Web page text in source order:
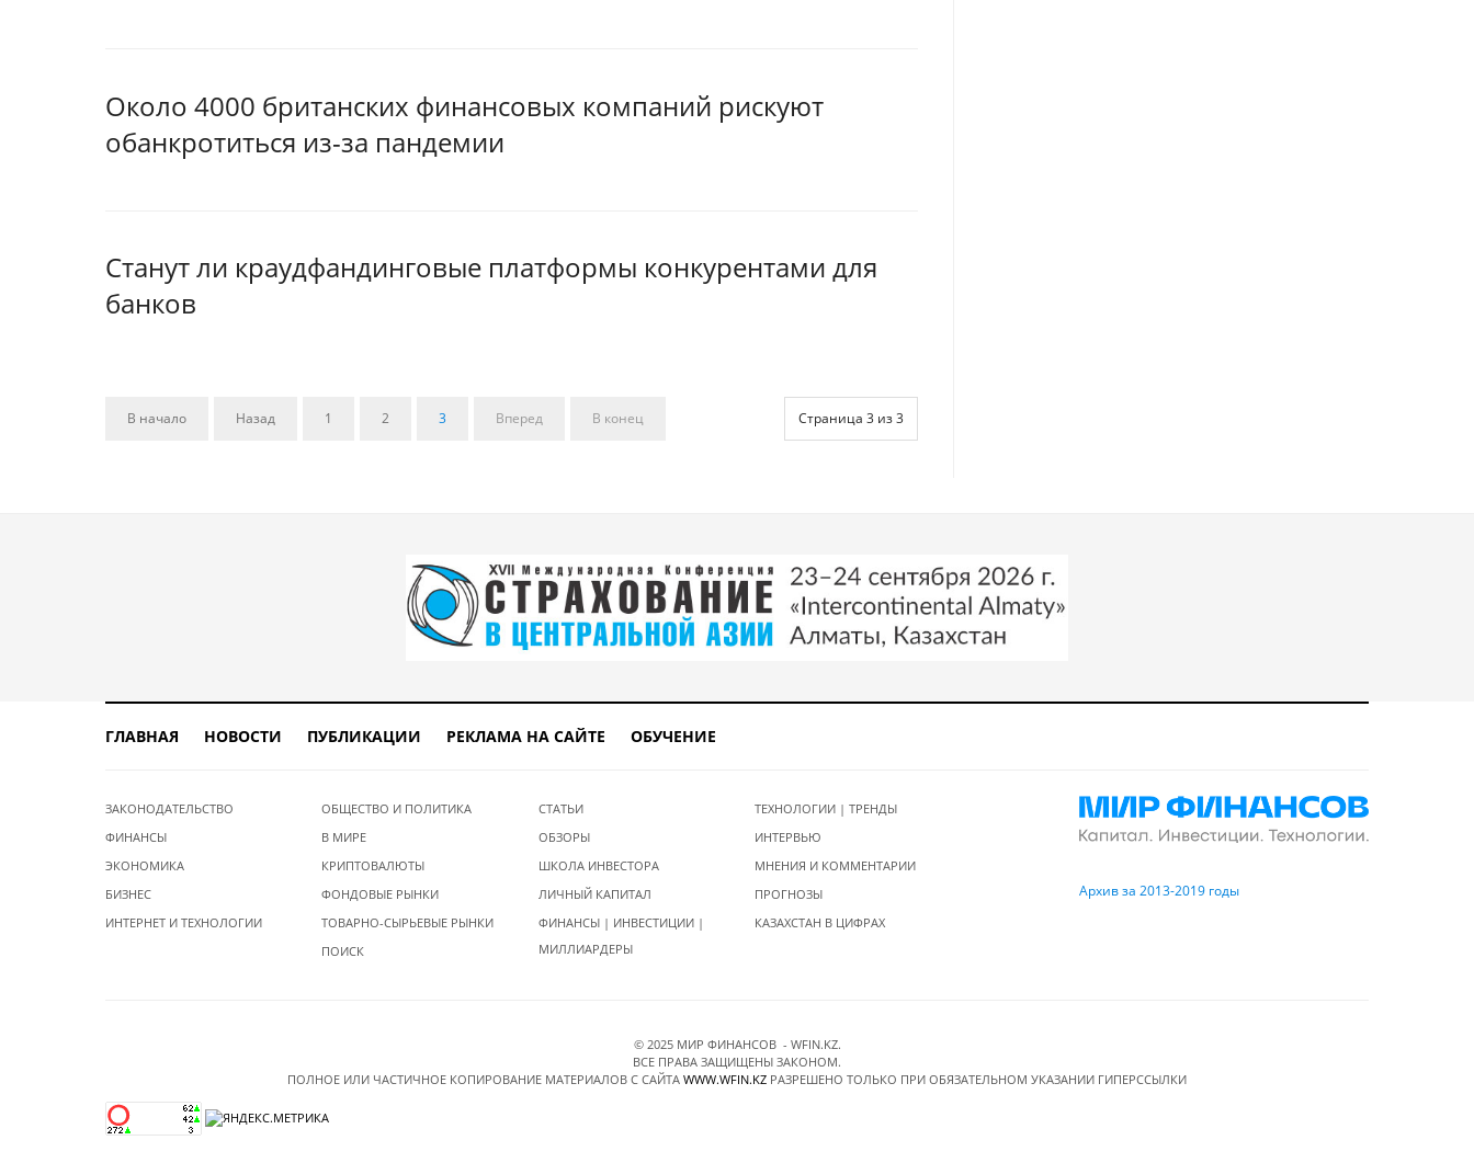
Около 4000 британских финансовых компаний рискуют
обанкротиться из-за пандемии
Станут ли краудфандинговые платформы конкурентами для
банков
Страница 3 из 3
В начало Назад 1 2 3 Вперед В конец
ГЛАВНАЯ НОВОСТИ ПУБЛИКАЦИИ РЕКЛАМА НА САЙТЕ ОБУЧЕНИЕ
ЗАКОНОДАТЕЛЬСТВО
ФИНАНСЫ
ЭКОНОМИКА
БИЗНЕС
ИНТЕРНЕТ И ТЕХНОЛОГИИ
ОБЩЕСТВО И ПОЛИТИКА
В МИРЕ
КРИПТОВАЛЮТЫ
ФОНДОВЫЕ РЫНКИ
ТОВАРНО-СЫРЬЕВЫЕ РЫНКИ
ПОИСК
СТАТЬИ
ОБЗОРЫ
ШКОЛА ИНВЕСТОРА
ЛИЧНЫЙ КАПИТАЛ
ФИНАНСЫ | ИНВЕСТИЦИИ |
МИЛЛИАРДЕРЫ
ТЕХНОЛОГИИ | ТРЕНДЫ
ИНТЕРВЬЮ
МНЕНИЯ И КОММЕНТАРИИ
ПРОГНОЗЫ
КАЗАХСТАН В ЦИФРАХ
Архив за 2013-2019 годы
© 2025 МИР ФИНАНСОВ - WFIN.KZ.
ВСЕ ПРАВА ЗАЩИЩЕНЫ ЗАКОНОМ.
ПОЛНОЕ ИЛИ ЧАСТИЧНОЕ КОПИРОВАНИЕ МАТЕРИАЛОВ C САЙТА WWW.WFIN.KZ РАЗРЕШЕНО ТОЛЬКО ПРИ ОБЯЗАТЕЛЬНОМ УКАЗАНИИ ГИПЕРССЫЛКИ